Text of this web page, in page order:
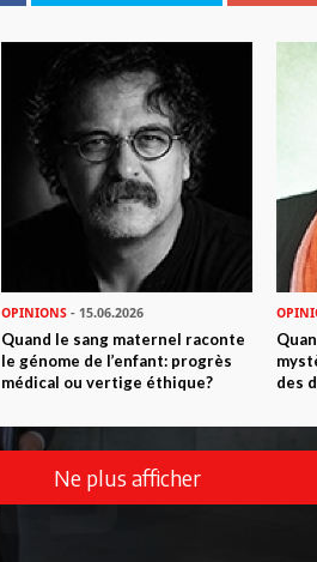
OPINIONS - 15.06.2026
Quand le sang maternel raconte
le génome de l’enfant: progrès
médical ou vertige éthique?
des
Ne plus afficher